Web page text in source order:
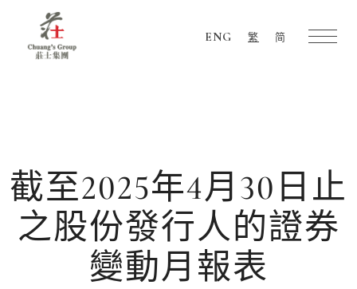
ENG 繁 简
截至2025年4月30日止
之股份發行人的證券
變動月報表